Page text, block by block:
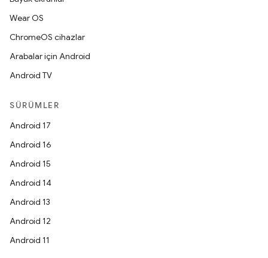
Wear OS
ChromeOS cihazlar
Arabalar için Android
Android TV
SÜRÜMLER
Android 17
Android 16
Android 15
Android 14
Android 13
Android 12
Android 11